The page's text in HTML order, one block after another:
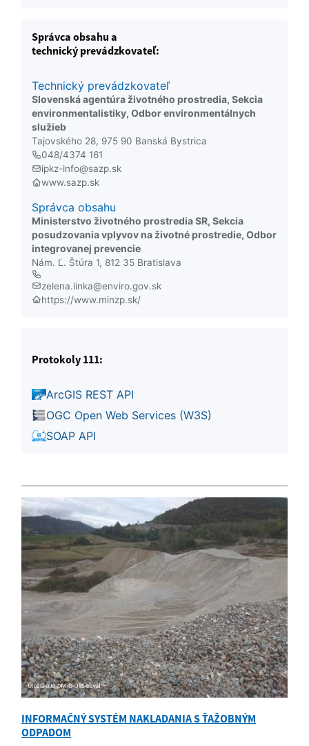
Správca obsahu a
technický prevádzkovateľ:
Technický prevádzkovateľ
Slovenská agentúra životného prostredia, Sekcia
environmentalistiky, Odbor environmentálnych
služieb
Tajovského 28, 975 90 Banská Bystrica
048/4374 161
ipkz-info@sazp.sk
www.sazp.sk
Správca obsahu
Ministerstvo životného prostredia SR, Sekcia
posudzovania vplyvov na životné prostredie, Odbor
integrovanej prevencie
Nám. Ľ. Štúra 1, 812 35 Bratislava
zelena.linka@enviro.gov.sk
https://www.minzp.sk/
Protokoly 111:
ArcGIS REST API
OGC Open Web Services (W3S)
SOAP API
INFORMAČNÝ SYSTÉM NAKLADANIA S ŤAŽOBNÝM
ODPADOM